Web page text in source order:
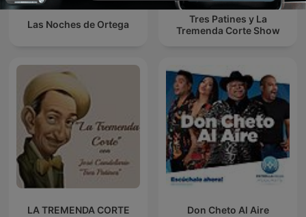
Las Noches de Ortega
Tres Patines y La
Tremenda Corte Show
LA TREMENDA CORTE Don Cheto Al Aire